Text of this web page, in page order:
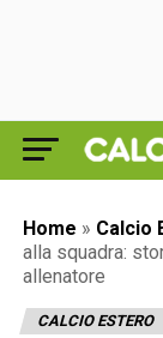
Home » Calcio
alla squadra:
allenatore
CALCIO ESTERO